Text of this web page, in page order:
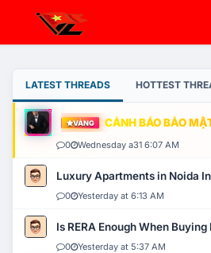
LATEST THREADS HOTTEST
VÀNG CẢNH BÁO BẢO
0 Wednesday a31 6:07 AM
Luxury Apartments in Noida
0 Yesterday at 6:13 AM
Is RERA Enough When
0 Yesterday at 5:37 AM